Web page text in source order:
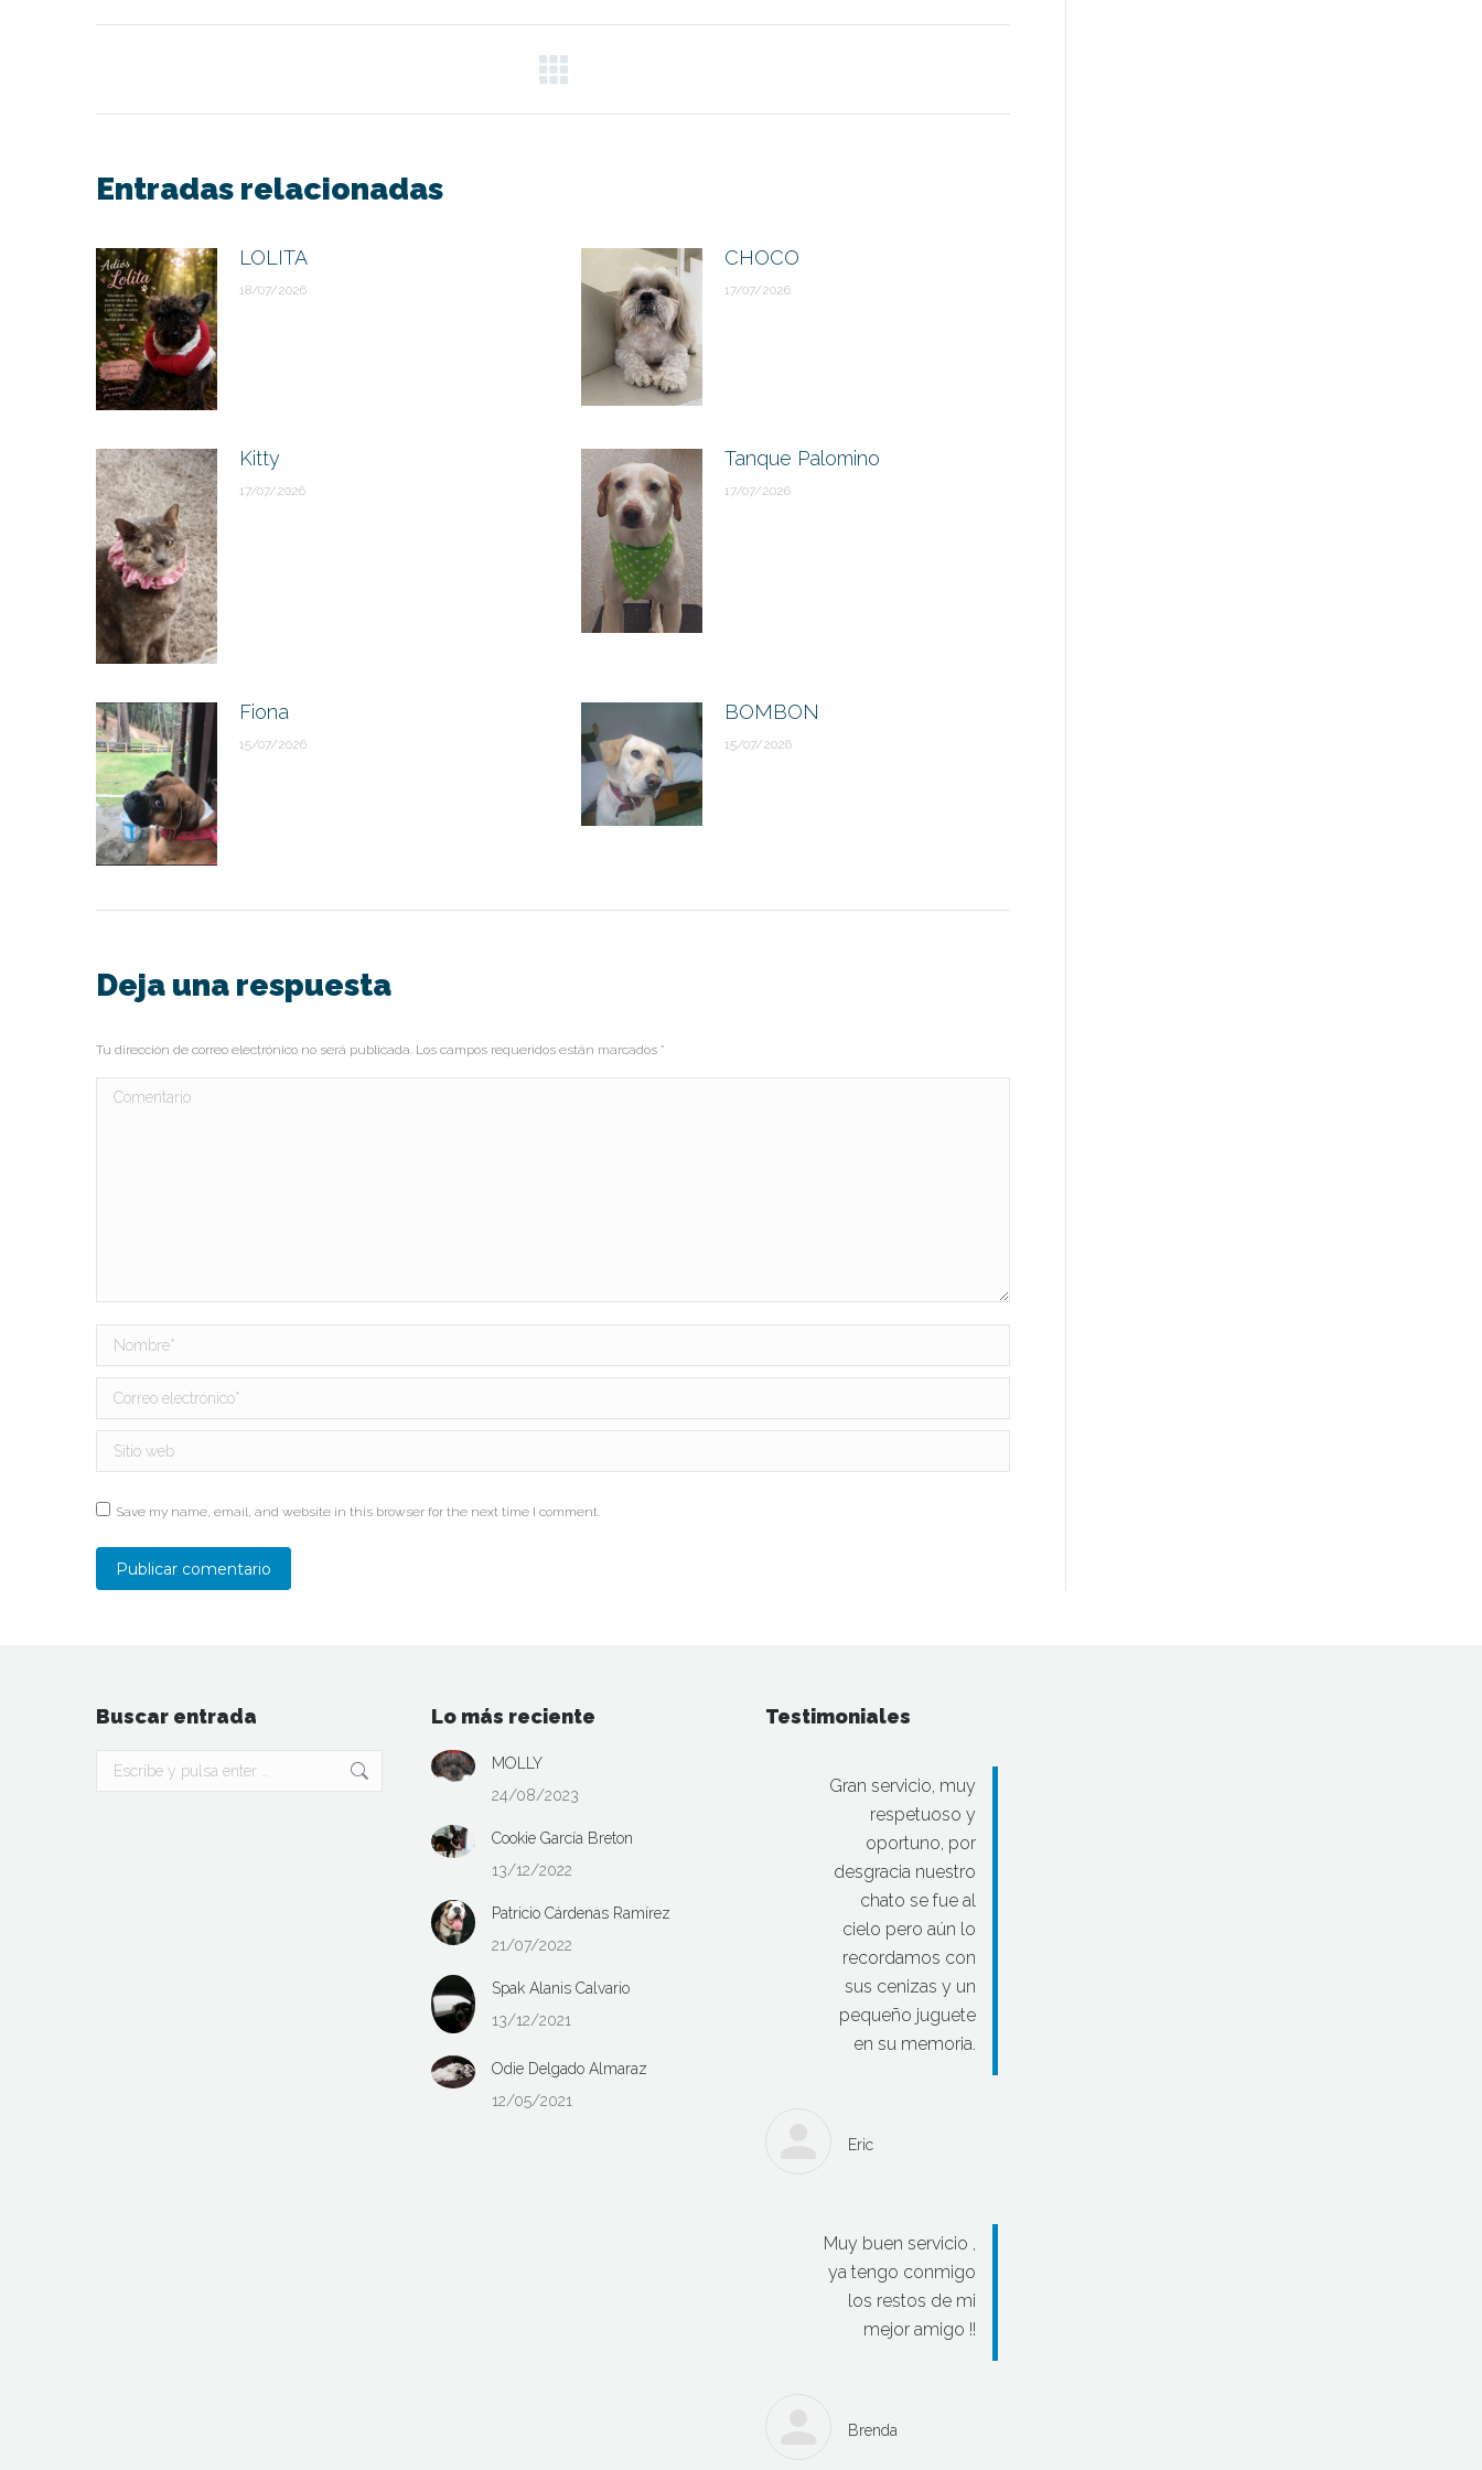
entre
publicaciones
Entradas relacionadas
LOLITA
18/07/2026
CHOCO
17/07/2026
Kitty
17/07/2026
Tanque Palomino
17/07/2026
Fiona
15/07/2026
BOMBON
15/07/2026
Deja una respuesta
Tu dirección de correo electrónico no será publicada. Los campos requeridos están marcados *
Comentario
Nombre *
Correo electrónico *
Sitio web
Save my name, email, and website in this browser for the next time I comment.
Publicar comentario
Buscar entrada
Buscar:
Lo más reciente
MOLLY
24/08/2023
Cookie García Breton
13/12/2022
Patricio Cárdenas Ramírez
21/07/2022
Spak Alanis Calvario
13/12/2021
Odie Delgado Almaraz
12/05/2021
Testimoniales
Gran servicio, muy
respetuoso y
oportuno, por
desgracia nuestro
chato se fue al
cielo pero aún lo
recordamos con
sus cenizas y un
pequeño juguete
en su memoria.
Eric
Muy buen servicio ,
ya tengo conmigo
los restos de mi
mejor amigo !!
Brenda